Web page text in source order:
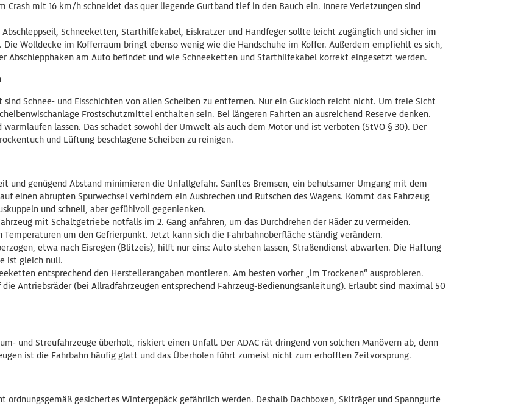
Crash mit 16 km/h schneidet das quer liegende Gurtband tief in den Bauch ein. Innere Verletzungen sind
Schneeketten, Starthilfekabel, Eiskratzer und Handfeger sollte leicht zugänglich und sicher im
Die Wolldecke im Kofferraum bringt ebenso wenig wie die Handschuhe im Koffer. Außerdem empfiehlt es sich,
Abschlepphaken am Auto befindet und wie Schneeketten und Starthilfekabel korrekt eingesetzt werden.
sind Schnee- und Eisschichten von allen Scheiben zu entfernen. Nur ein Guckloch reicht nicht. Um freie Sicht
Frostschutzmittel enthalten sein. Bei längeren Fahrten an ausreichend Reserve denken.
warmlaufen lassen. Das schadet sowohl der Umwelt als auch dem Motor und ist verboten (StVO § 30). Der
und Lüftung beschlagene Scheiben zu reinigen.
und genügend Abstand minimieren die Unfallgefahr. Sanftes Bremsen, ein behutsamer Umgang mit dem
einen abrupten Spurwechsel verhindern ein Ausbrechen und Rutschen des Wagens. Kommt das Fahrzeug
und schnell, aber gefühlvoll gegenlenken.
mit Schaltgetriebe notfalls im 2. Gang anfahren, um das Durchdrehen der Räder zu vermeiden.
Temperaturen um den Gefrierpunkt. Jetzt kann sich die Fahrbahnoberfläche ständig verändern.
etwa nach Eisregen (Blitzeis), hilft nur eins: Auto stehen lassen, Straßendienst abwarten. Die Haftung
ist gleich null.
entsprechend den Herstellerangaben montieren. Am besten vorher „im Trockenen“ ausprobieren.
Antriebsräder (bei Allradfahrzeugen entsprechend Fahrzeug-Bedienungsanleitung). Erlaubt sind maximal 50
und Streufahrzeuge überholt, riskiert einen Unfall. Der ADAC rät dringend von solchen Manövern ab, denn
ist die Fahrbahn häufig glatt und das Überholen führt zumeist nicht zum erhofften Zeitvorsprung.
ordnungsgemäß gesichertes Wintergepäck gefährlich werden. Deshalb Dachboxen, Skiträger und Spanngurte